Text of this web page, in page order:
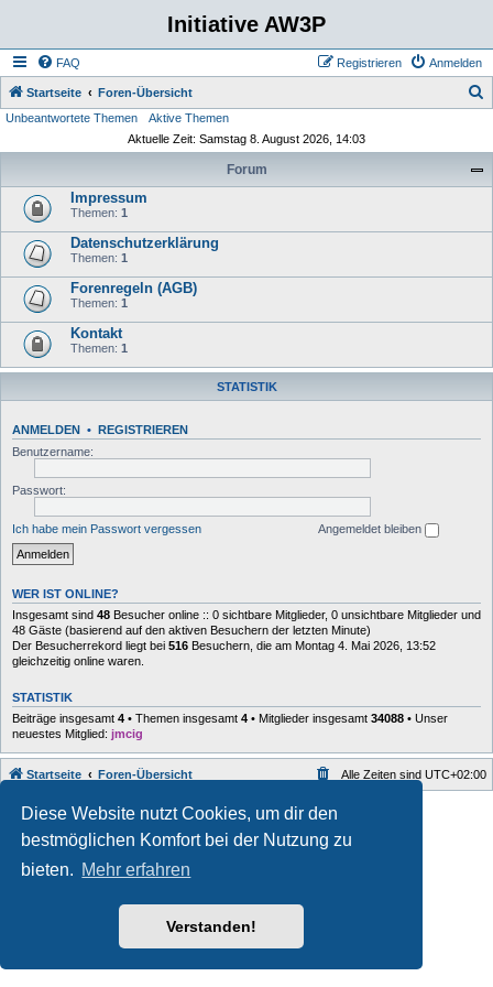
Diese Website nutzt Cookies, um dir den
bestmöglichen Komfort bei der Nutzung zu
bieten. Mehr erfahren
Verstanden!
Initiative AW3P
FAQ Anmelden
Registrieren
Startseite Foren-Übersicht
Unbeantwortete Themen
Aktive Themen
Aktuelle Zeit: Samstag 8. August 2026, 14:03
Forum
Impressum
Themen: 1
Datenschutzerklärung
Themen: 1
Forenregeln (AGB)
Themen: 1
Kontakt
Themen: 1
STATISTIK
ANMELDEN • REGISTRIEREN
Benutzername:
Passwort:
Ich habe mein Passwort vergessen Angemeldet bleiben
WER IST ONLINE?
Insgesamt sind 48 Besucher online :: 0 sichtbare Mitglieder, 0 unsichtbare Mitglieder und
48 Gäste (basierend auf den aktiven Besuchern der letzten Minute)
Der Besucherrekord liegt bei 516 Besuchern, die am Montag 4. Mai 2026, 13:52
gleichzeitig online waren.
STATISTIK
Beiträge insgesamt 4 • Themen insgesamt 4 • Mitglieder insgesamt 34088 • Unser
neuestes Mitglied: jmcig
Startseite Foren-Übersicht Alle Zeiten sind UTC+02:00
Style developer by forum ,
Powered byphpBB ® Forum Software © phpBB Limited
Deutsche Übersetzung durchphpBB.de
Datenschutz